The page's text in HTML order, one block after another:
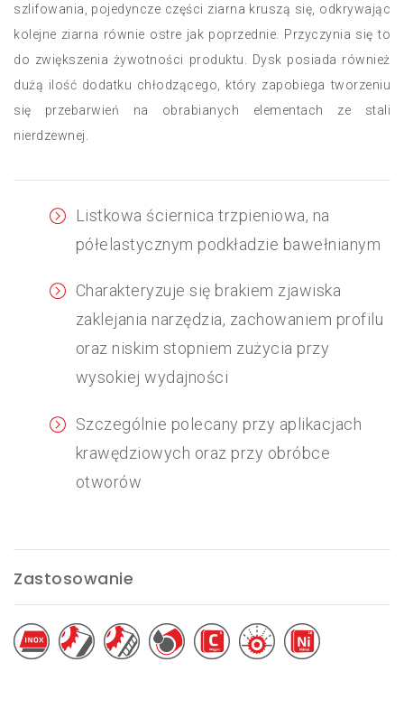
szlifowania, pojedyncze części ziarna kruszą się, odkrywając
kolejne ziarna równie ostre jak poprzednie. Przyczynia się to
do zwiększenia żywotności produktu. Dysk posiada również
dużą ilość dodatku chłodzącego, który zapobiega tworzeniu
się przebarwień na obrabianych elementach ze stali
nierdzewnej.
Listkowa ściernica trzpieniowa, na
półelastycznym podkładzie bawełnianym
Charakteryzuje się brakiem zjawiska
zaklejania narzędzia, zachowaniem profilu
oraz niskim stopniem zużycia przy
wysokiej wydajności
Szczególnie polecany przy aplikacjach
krawędziowych oraz przy obróbce
otworów
Zastosowanie